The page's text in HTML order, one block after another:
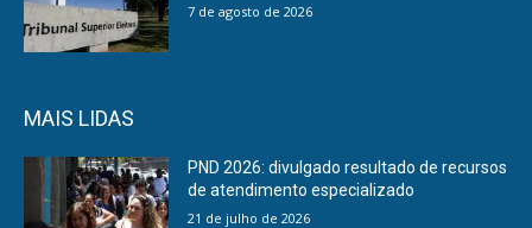
7 de agosto de 2026
MAIS LIDAS
PND 2026: divulgado resultado de recursos
de atendimento especializado
21 de julho de 2026